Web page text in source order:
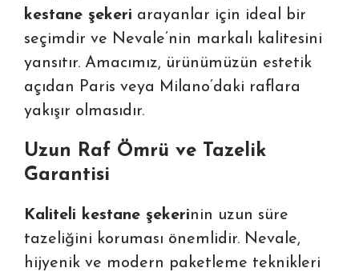
kestane şekeri arayanlar için ideal bir
seçimdir ve Nevale’nin markalı kalitesini
yansıtır. Amacımız, ürünümüzün estetik
açıdan Paris veya Milano’daki raflara
yakışır olmasıdır.
Uzun Raf Ömrü ve Tazelik
Garantisi
Kaliteli kestane şekerinin uzun süre
tazeliğini koruması önemlidir. Nevale,
hijyenik ve modern paketleme teknikleri